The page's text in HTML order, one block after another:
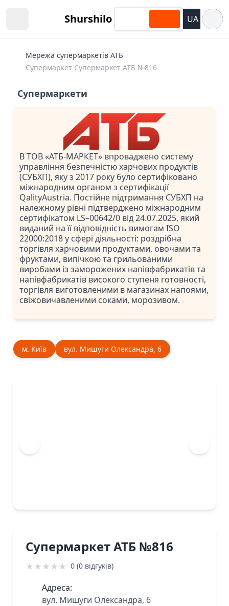
Shurshilo UA
Мережа супермаркетів АТБ
Супермаркет Супермаркет АТБ №816
Супермаркети
В ТОВ «АТБ-МАРКЕТ» впроваджено систему
управління безпечністю харчових продуктів
(СУБХП), яку з 2017 року було сертифіковано
міжнародним органом з сертифікації
QalityAustria. Постійне підтримання СУБХП на
належному рівні підтверджено міжнародним
сертифікатом LS–00642/0 від 24.07.2025, який
виданий на її відповідність вимогам ISO
22000:2018 у сфері діяльності: роздрібна
торгівля харчовими продуктами, овочами та
фруктами, випічкою та грильованими
виробами із заморожених напівфабрикатів та
напівфабрикатів високого ступеня готовності,
торгівля виготовленими в магазинах напоями,
свіжовичавленими соками, морозивом.
м. Київ вул. Мишуги Олександра, 6
Супермаркет АТБ №816
★★★★★ 0 (0 відгуків)
Адреса:
вул. Мишуги Олександра, 6